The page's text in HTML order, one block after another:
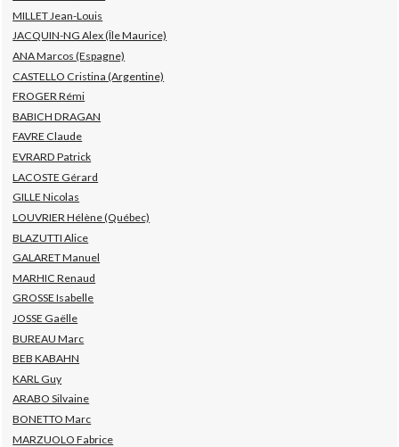
MILLET Jean-Louis
JACQUIN-NG Alex (Île Maurice)
ANA Marcos (Espagne)
CASTELLO Cristina (Argentine)
FROGER Rémi
BABICH DRAGAN
FAVRE Claude
EVRARD Patrick
LACOSTE Gérard
GILLE Nicolas
LOUVRIER Hélène (Québec)
BLAZUTTI Alice
GALARET Manuel
MARHIC Renaud
GROSSE Isabelle
JOSSE Gaëlle
BUREAU Marc
BEB KABAHN
KARL Guy
ARABO Silvaine
BONETTO Marc
MARZUOLO Fabrice